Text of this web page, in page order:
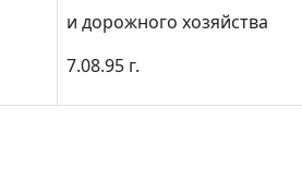
и дорожного хозяйства
7.08.95 г.